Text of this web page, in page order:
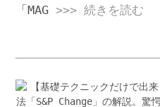
「MAG >>> 続きを読む